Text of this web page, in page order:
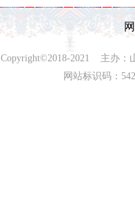
Copyright©2018-2021 主办：
网站标识码：